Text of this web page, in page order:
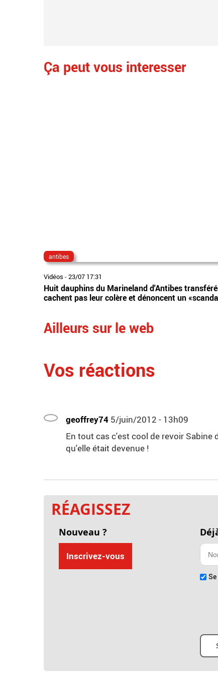
Ça peut vous interesser
antibes
Vidéos -23/07 17:31
Huit dauphins du Marineland d'Antibes
cachent pas leur colère et dénoncent un
Ailleurs sur le web
Vos réactions
geoffrey74 5/juin/2012 - 13h09
En tout cas c'est cool de revoir Sabine
qu'elle était devenue !
RÉAGISSEZ
Nouveau ?
Inscrivez-vous